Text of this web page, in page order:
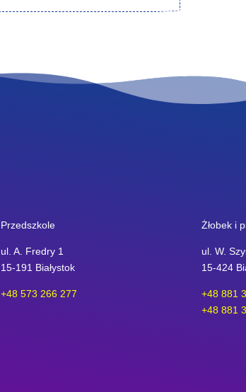
Przedszkole
ul. A. Fredry 1
15-191 Białystok
+48 573 266 277
Żłobek i
ul. W.
15-424
+48 881
+48 881